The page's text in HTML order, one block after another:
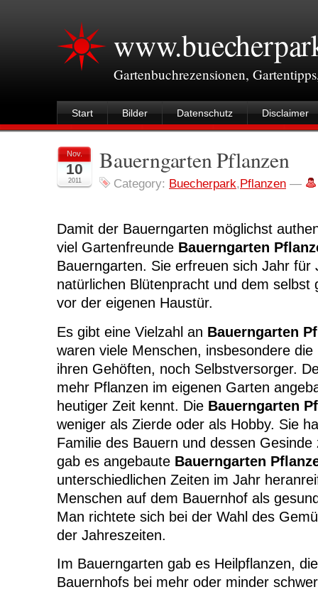
Gartenbuchrezensionen,
Start Bilder Datenschutz Disclaimer
Nov.
10
2011
Bauerngarten Pflanzen
Category: Buecherpark,Pflanzen —
Damit der Bauerngarten möglichst
viel Gartenfreunde Bauerngarten
Bauerngarten. Sie erfreuen sich Jahr für
natürlichen Blütenpracht und dem selbst
vor der eigenen Haustür.
Es gibt eine Vielzahl an Bauerngarten
waren viele Menschen, insbesondere
ihren Gehöften, noch Selbstversorger.
mehr Pflanzen im eigenen Garten
heutiger Zeit kennt. Die Bauerngarten
weniger als Zierde oder als Hobby. Sie
Familie des Bauern und dessen
gab es angebaute Bauerngarten
unterschiedlichen Zeiten im Jahr
Menschen auf dem Bauernhof als
Man richtete sich bei der Wahl des
der Jahreszeiten.
Im Bauerngarten gab es Heilpflanzen,
Bauernhofs bei mehr oder minder